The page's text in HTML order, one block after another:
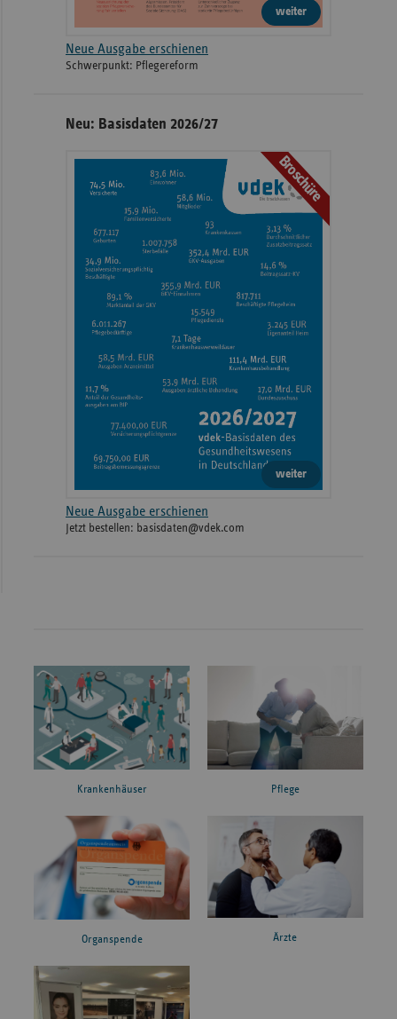
weiter
Neue Ausgabe erschienen
Schwerpunkt: Pflegereform
Neu: Basisdaten 2026/27
Broschüre
weiter
Neue Ausgabe erschienen
Jetzt bestellen: basisdaten@vdek.com
Krankenhäuser Pflege
Organspende Ärzte